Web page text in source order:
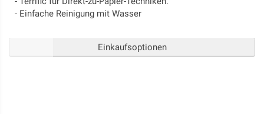
- Einfache Reinigung mit Wasser
Einkaufsoptionen